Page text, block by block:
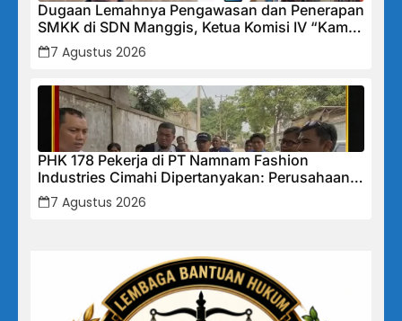
Dugaan Lemahnya Pengawasan dan Penerapan
SMKK di SDN Manggis, Ketua Komisi IV “Kami
Tidak Akan Segan Menindak”
7 Agustus 2026
PHK 178 Pekerja di PT Namnam Fashion
Industries Cimahi Dipertanyakan: Perusahaan
Klaim Rugi, Laporan Keuangan Justru
Tunjukkan Penurunan Laba.
7 Agustus 2026